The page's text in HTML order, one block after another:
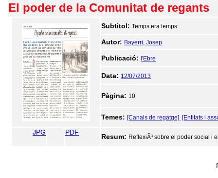
El poder de la Comunitat de regants
Subtitol: Temps era temps
Autor: Bayerri, Josep
Publicació: l'Ebre
Data: 12/07/2013
Pàgina: 10
Temes: [Canals de regatge] [Entitats i
JPG PDF
Resum: ReflexiÃ³ sobre el poder social i